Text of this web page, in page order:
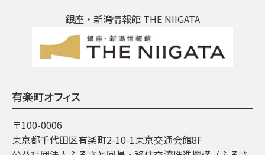
銀座・新潟情報館 THE NIIGATA
有楽町オフィス
〒100-0006
東京都千代田区有楽町2-10-1東京交通会館8F